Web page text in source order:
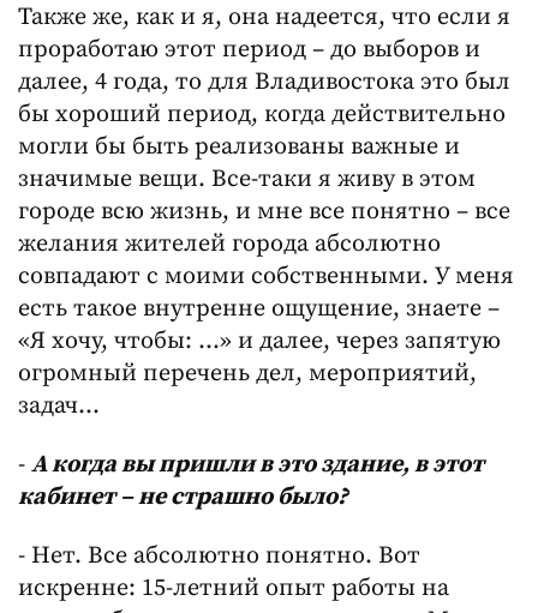
Также же, как и я, она надеется, что если я
проработаю этот период – до выборов и
далее, 4 года, то для Владивостока это был
бы хороший период, когда действительно
могли бы быть реализованы важные и
значимые вещи. Все-таки я живу в этом
городе всю жизнь, и мне все понятно – все
желания жителей города абсолютно
совпадают с моими собственными. У меня
есть такое внутренне ощущение, знаете –
«Я хочу, чтобы: …» и далее, через запятую
огромный перечень дел, мероприятий,
задач…
- А когда вы пришли в это здание, в этот
кабинет – не страшно было?
- Нет. Все абсолютно понятно. Вот
искренне: 15-летний опыт работы на